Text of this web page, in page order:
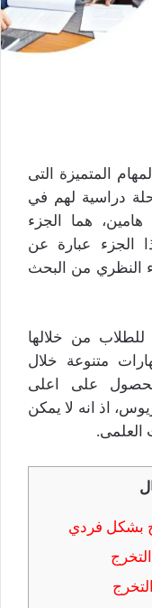
المتميزة التى
دراسية لهم في
هامين، هما الجزء
الجزء عبارة عن
النظري من البحث
من خلالها
متنوعة خلال
على اعلى
اذ انه لا يمكن
العلمى.
بشكل فردي